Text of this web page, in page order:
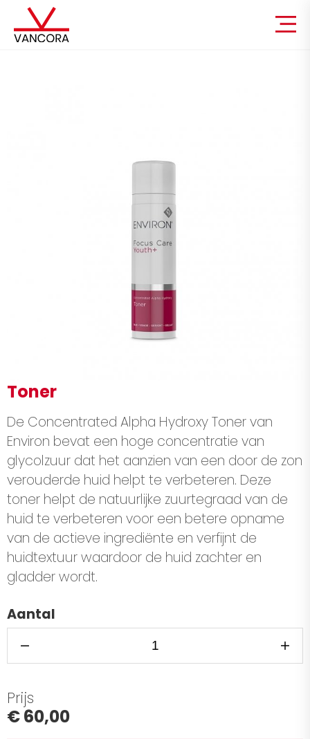
Toner
De Concentrated Alpha Hydroxy Toner van
Environ bevat een hoge concentratie van
glycolzuur dat het aanzien van een door de zon
verouderde huid helpt te verbeteren. Deze
toner helpt de natuurlijke zuurtegraad van de
huid te verbeteren voor een betere opname
van de actieve ingrediënte en verfijnt de
huidtextuur waardoor de huid zachter en
gladder wordt.
Aantal
Prijs
€ 60,00